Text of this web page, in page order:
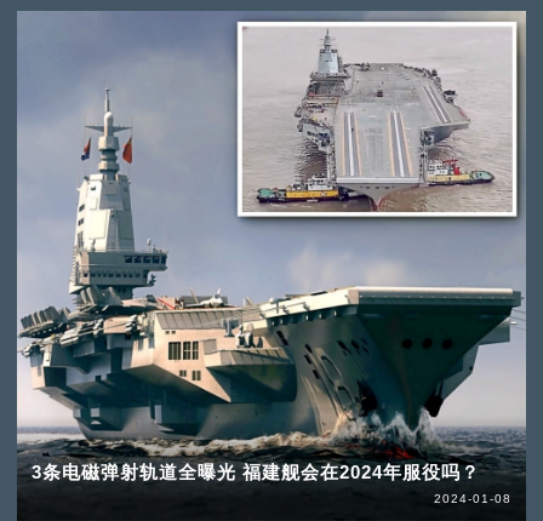
3条电磁弹射轨道全曝光 福建舰会在2024年服役吗？
2024-01-08